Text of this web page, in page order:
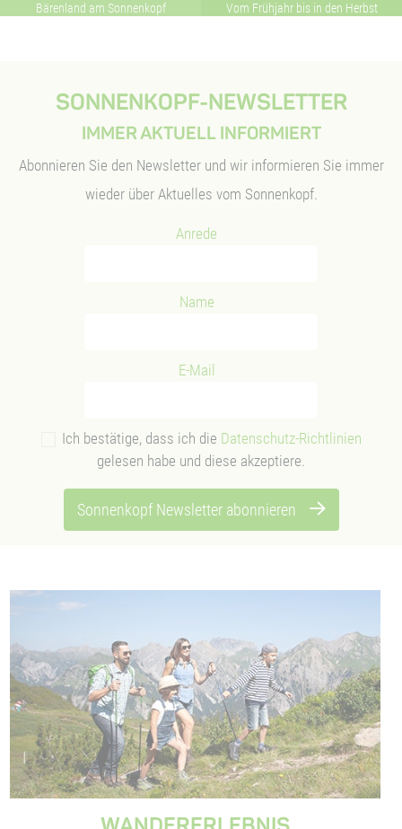
Bärenland am Sonnenkopf Vom Frühjahr bis in den Herbst
SONNENKOPF-NEWSLETTER
IMMER AKTUELL INFORMIERT
Abonnieren Sie den Newsletter und wir informieren Sie immer
wieder über Aktuelles vom Sonnenkopf.
Anrede
Name
E-Mail
Ich bestätige, dass ich die Datenschutz-Richtlinien
gelesen habe und diese akzeptiere.
Sonnenkopf Newsletter abonnieren